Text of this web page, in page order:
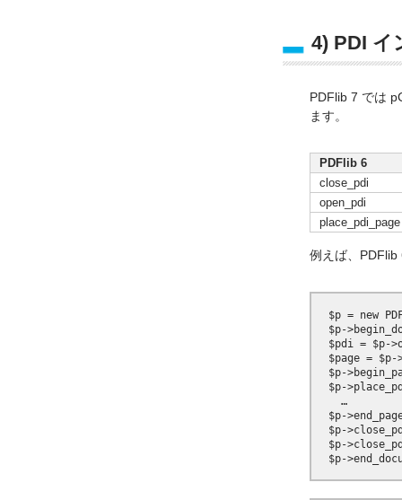
4) PDI イ
PDFlib 7 では
ます。
PDFlib 6
close_pdi
open_pdi
place_pdi_page
例えば、PDFlib
$p = new
$p-
$pdi = $p-
$page = $p-
$p-
$p-
    …
$p-
$p-
$p-